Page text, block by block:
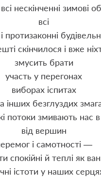
нескінченні зимові
всі
протизаконні
скінчилося і вже
змусить брати
участь у перегонах
виборах іспитах
інших безглуздих
потоки змивають нас
від вершин
і самотності —
спокійні й теплі як
істоти у наших